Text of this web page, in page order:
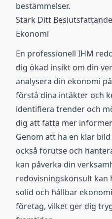
bestämmelser.
Stärk Ditt
Ekonomi
En professionell IHM
dig ökad insikt om din
analysera din ekonomi
förstå dina intäkter och
identifiera trender och
dig att fatta mer
Genom att ha en klar
också förutse och
kan påverka din
redovisningskonsult kan
solid och hållbar
företag, vilket ger dig